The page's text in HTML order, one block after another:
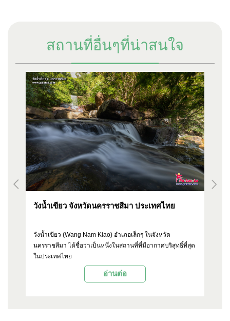
สถานที่อื่นๆที่น่าสนใจ
วังน้ำเขียว จังหวัดนครราชสีมา ประเทศไทย
วังน้ำเขียว (Wang Nam Kiao) อำเภอเล็กๆ ในจังหวัด
นครราชสีมา ได้ชื่อว่าเป็นหนึ่งในสถานที่ที่มีอากาศบริสุทธิ์ที่สุด
ในประเทศไทย
อ่านต่อ